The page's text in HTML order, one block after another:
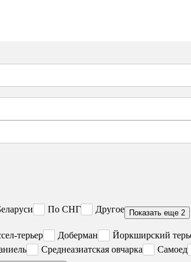
По СНГ Другое Показать еще 2
терьер Доберман Йоркширский
Среднеазиатская овчарка Самоед